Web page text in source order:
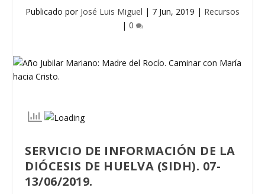
Publicado por José Luis Miguel | 7 Jun, 2019 | Recursos
| 0
SERVICIO DE INFORMACIÓN DE LA
DIÓCESIS DE HUELVA (SIDH). 07-
13/06/2019.